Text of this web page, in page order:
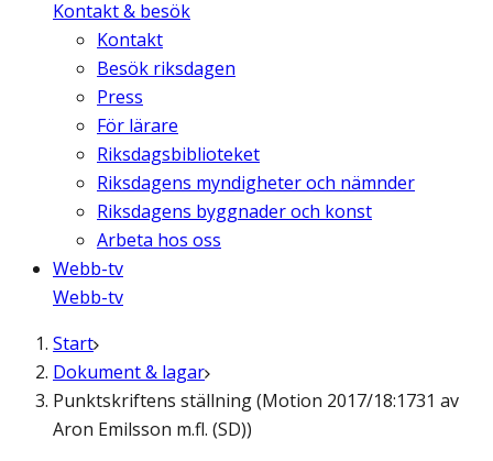
Kontakt & besök
Kontakt
Besök riksdagen
Press
För lärare
Riksdagsbiblioteket
Riksdagens myndigheter och nämnder
Riksdagens byggnader och konst
Arbeta hos oss
Webb-tv
Webb-tv
Start
Dokument & lagar
Punktskriftens ställning (Motion 2017/18:1731 av
Aron Emilsson m.fl. (SD))